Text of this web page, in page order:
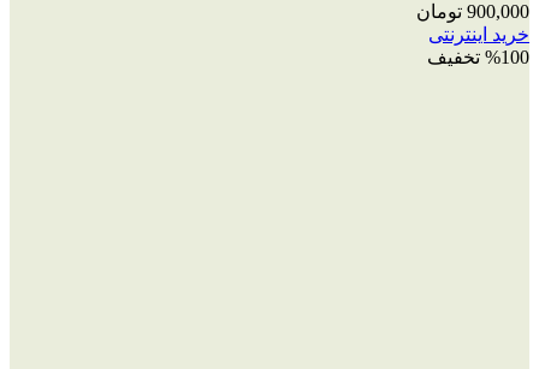
900,000 تومان
خرید اینترنتی
%100 تخفیف